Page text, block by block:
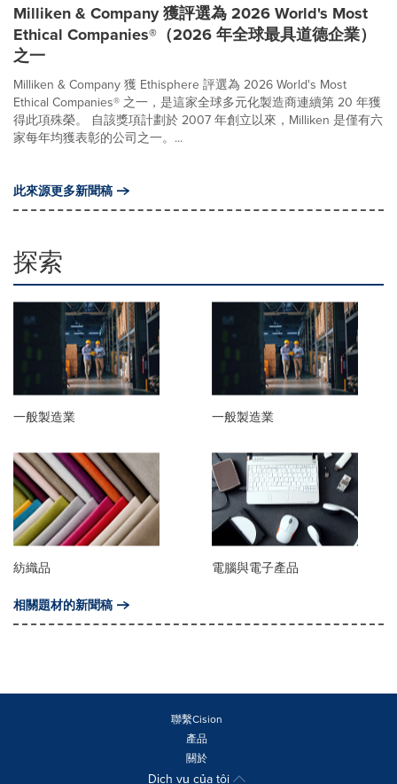
Milliken & Company 獲評選為 2026 World's Most
Ethical Companies®（2026 年全球最具道德企業）
之一
Milliken & Company 獲 Ethisphere 評選為 2026 World's Most
Ethical Companies® 之一，是這家全球多元化製造商連續第 20 年獲
得此項殊榮。 自該獎項計劃於 2007 年創立以來，Milliken 是僅有六
家每年均獲表彰的公司之一。...
此來源更多新聞稿
探索
一般製造業 一般製造業
紡織品 電腦與電子產品
相關題材的新聞稿
聯繫Cision
產品
關於
Dịch vụ của tôi